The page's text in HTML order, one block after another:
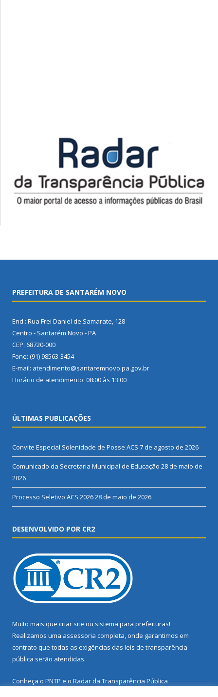
PREFEITURA DE SANTARÉM NOVO
End.: Rua Frei Daniel de Samarate, 128
Centro - Santarém Novo - PA
CEP: 68720-000
Fone: (91) 98563-3454
E-mail: atendimento@santaremnovo.pa.gov.br
Horário de atendimento: 08:00 às 13:00
ÚLTIMAS PUBLICAÇÕES
Convite Especial Solenidade de Posse ACS 7 de agosto de 2026
Comunicado da Secretaria Municipal de Educação 28 de maio de
2026
Processo Seletivo ACS 202628 de maio de 2026
DESENVOLVIDO POR CR2
Muito mais que criar site ou sistema para prefeituras!
Realizamos uma assessoria completa, onde garantimos em
contrato que todas as exigências das leis de transparência
pública serão atendidas.
Conheça o PNTP e o Radar da Transparência Pública